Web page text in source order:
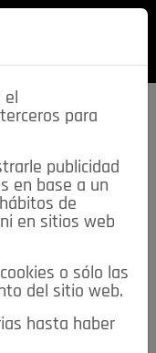
esta
el
para
publicidad
en base a un
de
en sitios web
o sólo las
del sitio web.
hasta haber